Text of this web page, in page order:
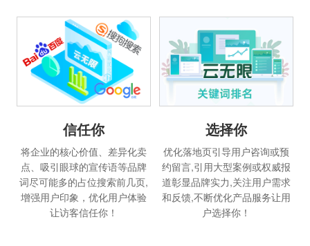
信任你
将企业的核心价值、差异化卖
点、吸引眼球的宣传语等品牌
词尽可能多的占位搜索前几页,
增强用户印象，优化用户体验
让访客信任你！
选择你
优化落地页引导用户咨询或预
约留言,引用大型案例或权威报
道彰显品牌实力,关注用户需求
和反馈,不断优化产品服务让用
户选择你！